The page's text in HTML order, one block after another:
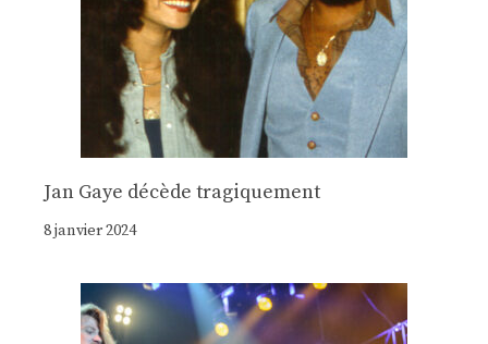
Jan Gaye décède tragiquement
8 janvier 2024